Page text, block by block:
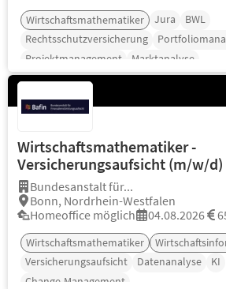
Wirtschaftsmathematiker Jura
BWL
Rechtsschutzversicherung
Projektmanagement
Marktanalyse
Wirtschaftsmathematiker -
Versicherungsaufsicht (m/w/d)
Bundesanstalt für...
Bonn, Nordrhein-Westfalen
Homeoffice möglich
04.08.2026
Wirtschaftsmathematiker
Versicherungsaufsicht
Datenanalyse
KI
Change-Management